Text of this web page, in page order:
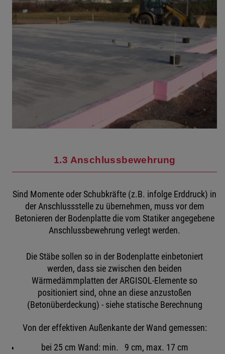
1.3 Anschlussbewehrung
Sind Momente oder Schubkräfte (z.B. infolge Erddruck) in
der Anschlussstelle zu übernehmen, muss vor dem
Betonieren der Bodenplatte die vom Statiker angegebene
Anschlussbewehrung verlegt werden.
Die Stäbe sollen so in der Bodenplatte einbetoniert
werden, dass sie zwischen den beiden
Wärmedämmplatten der ARGISOL-Elemente so
positioniert sind, ohne an diese anzustoßen
(Betonüberdeckung) - siehe statische Berechnung
Von der effektiven Außenkante der Wand gemessen:
bei 25 cm Wand: min. 9 cm, max. 17 cm